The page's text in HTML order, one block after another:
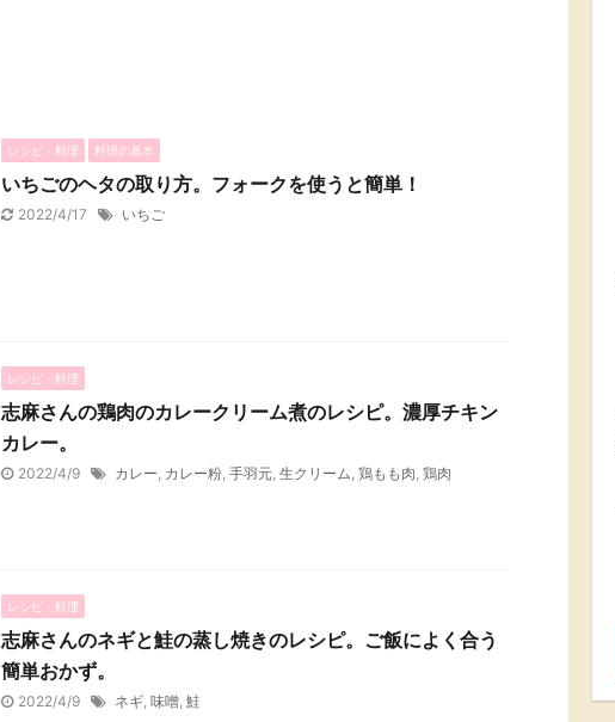
レシピ・料理 料理の基本
いちごのヘタの取り方。フォークを使うと簡単！
2022/4/17 いちご
レシピ・料理
志麻さんの鶏肉のカレークリーム煮のレシピ。濃厚チキン
カレー。
2022/4/9 カレー, カレー粉, 手羽元, 生クリーム, 鶏もも肉, 鶏肉
レシピ・料理
志麻さんのネギと鮭の蒸し焼きのレシピ。ご飯によく合う
簡単おかず。
2022/4/9 ネギ, 味噌, 鮭